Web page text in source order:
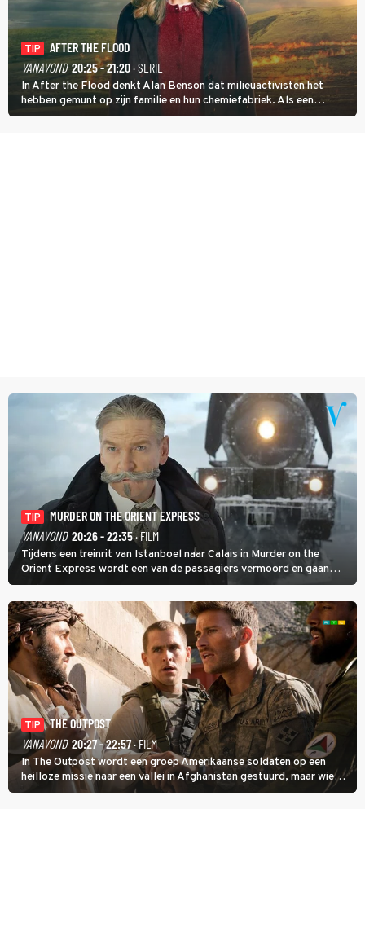
TIP
AFTER THE FLOOD
VANAVOND 20:25 - 21:20· SERIE
In After the Flood denkt Alan Benson dat milieuactivisten het
hebben gemunt op zijn familie en hun chemiefabriek. Als een
brandende boodschap in het veen de boel op scherp zet, besluit
TIP
MURDER ON THE ORIENT EXPRESS
VANAVOND 20:26 - 22:35· FILM
Tijdens een treinrit van Istanboel naar Calais in Murder on the
Orient Express wordt een van de passagiers vermoord en gaan
detective Hercule Poirot en zijn snor uitzoeken wie van de andere
treinreizigers de dader is.
TIP
THE OUTPOST
VANAVOND 20:27 - 22:57· FILM
In The Outpost wordt een groep Amerikaanse soldaten op een
heilloze missie naar een vallei in Afghanistan gestuurd, maar wie
overleeft daar een aanval?